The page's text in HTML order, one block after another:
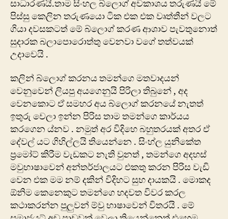
සාධාරණයි.තාම සිංහල බ්ලොග් අවකාශය තරුණයි මේ
පිස්සු කෙලින තරුණයො ටික එක එක වෘත්තීන් වලට
ගියා දවසකටත් මේ බ්ලොග් කරණ ආශාව පැවතුනොත්
සුදාරක බලාපොරොත්තු වෙනවා වගේ තත්වයක්
උදාවෙයි .
කලින් බ්ලොග් කරනය තමන්ගෙ මතවාදයන්
වෙනුවෙන් ලියපු අයගෙනුයි පිරිලා තිබුනේ , අද
වෙනකොට ඒ සමහර අය බ්ලොග් කරනයේ නැතත්
ඉතුරු වෙලා ඉන්න පිරිස තාම තමන්ගෙ කාර්යය
කරගෙන ය්නව . නමුත් අර විදිහෙ බහුතරයක් අතර ඒ
දේවල් යට ගිහිල්ලයි තියෙන්නෙ . සිංහ්ල යුනිකේත
ප්‍රමෝට් කිරීම වැඩකට නැති වුනත් , තමන්ගෙ අදහස්
මවුභාෂාවෙන් අන්තර්ජාලයට එකතු කරන පිරිස වැඩි
වෙන එක මම නම් දකින් විදිහට සුභ දායකයි . මොකද
ඕනිම කෙනෙකුට තමන්ගෙ හදවත විවර කරල
කථාකරන්න පුලුවන් ම්වු භාෂාවෙන් විතරයි . මේ